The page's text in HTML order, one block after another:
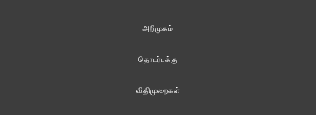
அறிமுகம்
தொடர்புக்கு
விதிமுறைகள்